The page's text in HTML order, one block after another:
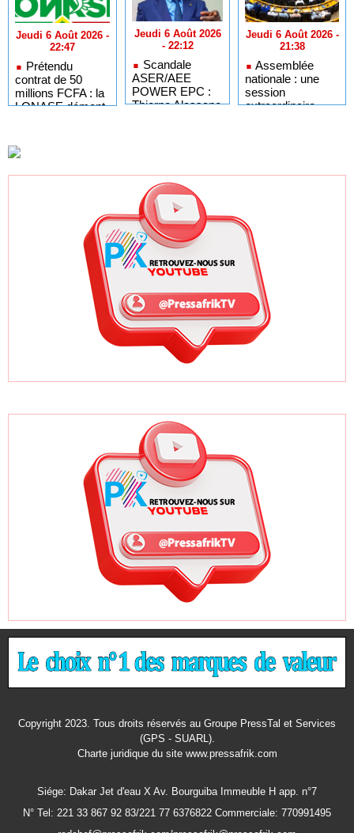
Jeudi 6 Août 2026 -
22:47
Prétendu
contrat de 50
millions FCFA : la
LONASE dément
menace de
poursuites
Jeudi 6 Août 2026
- 22:12
Scandale
ASER/AEE
POWER EPC :
Thierno Alassane
Jeudi 6 Août 2026 -
21:38
Assemblée
nationale : une
session
extraordinaire
Copyright 2023. Tous droits réservés au Groupe PressTal et Services
(GPS - SUARL).
Charte juridiquedu site www.pressafrik.com
Siége: Dakar Jet d'eau X Av. Bourguiba Immeuble H app. n°7
N° Tel: 221 33 867 92 83/221 77 6376822 Commerciale: 770991495